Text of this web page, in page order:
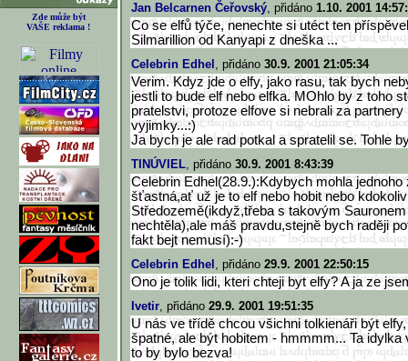
Zde může být
VAŠE reklama !
Jan Belcarnen Čeřovský, přidáno 1.10. 2001
Co se elfů týče, nenechte si utéct ten
Silmarillion od Kanyapi z dneška ...
Celebrin Edhel , přidáno 30.9. 2001 21:05:34
Verim. Kdyz jde o elfy, jako rasu, tak bych
jestli to bude elf nebo elfka. MOhlo by z toho
pratelstvi, protoze elfove si nebrali za
vyjimky...:)
Ja bych je ale rad potkal a spratelil se. Tohle
TINÚVIEL, přidáno 30.9. 2001 8:43:39
Celebrin Edhel(28.9.):Kdybych mohla jednoho
šťastná,ať už je to elf nebo hobit nebo
Středozemě(ikdyž,třeba s takovým
nechtěla),ale máš pravdu,stejně bych raději
fakt bejt nemusí):-)
Celebrin Edhel , přidáno 29.9. 2001 22:50:15
Ono je tolik lidi, kteri chteji byt elfy? A ja ze
Ivetir, přidáno 29.9. 2001 19:51:35
U nás ve třídě chcou všichni tolkienáři být
špatné, ale být hobitem - hmmmm... Ta idylka
to by bylo bezva!